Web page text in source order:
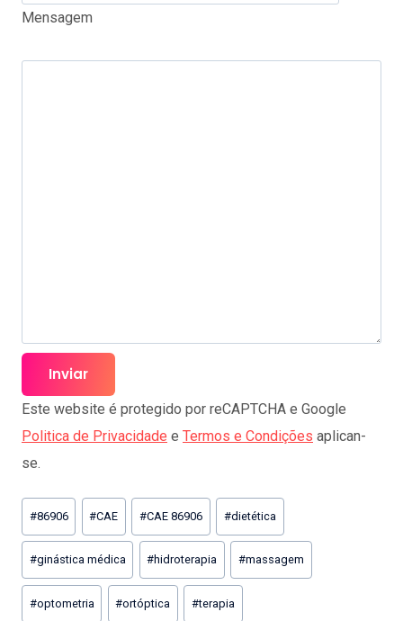
Mensagem
Este website é protegido por reCAPTCHA e Google
Politica de Privacidade e Termos e Condições aplican-
se.
Post
Tags:
#86906 #CAE #CAE 86906 #dietética
#ginástica médica #hidroterapia #massagem
#optometria #ortóptica #terapia